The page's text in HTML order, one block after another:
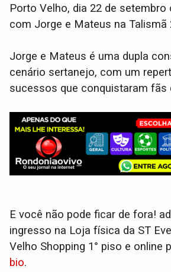
Porto Velho, dia 22 de
com Jorge e Mateus na Talismã
Jorge e Mateus é uma dupla
cenário sertanejo, com um
sucessos que conquistaram fãs
E você não pode ficar de fora!
ingresso na Loja física da ST
Velho Shopping 1° piso e online
bio.